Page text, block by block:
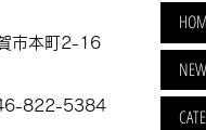
822-5384
市本町2-16